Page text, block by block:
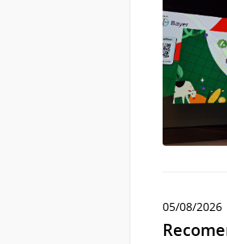
05/08/2026